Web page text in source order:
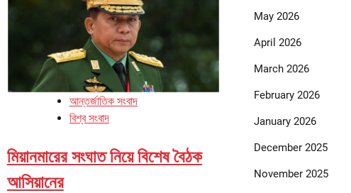
আন্তর্জাতিক সংবাদ
বিশ্ব সংবাদ
মিয়ানমারের সংঘাত নিয়ে বিশেষ বৈঠক
আসিয়ানের
May 2026
April 2026
March 2026
February 2026
January 2026
December 2025
November 2025